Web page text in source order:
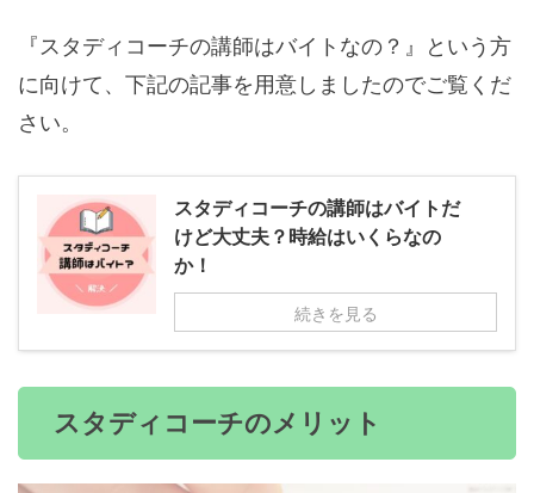
『スタディコーチの講師はバイトなの？』という方
に向けて、下記の記事を用意しましたのでご覧くだ
さい。
スタディコーチの講師はバイトだ
けど大丈夫？時給はいくらなの
か！
続きを見る
スタディコーチのメリット